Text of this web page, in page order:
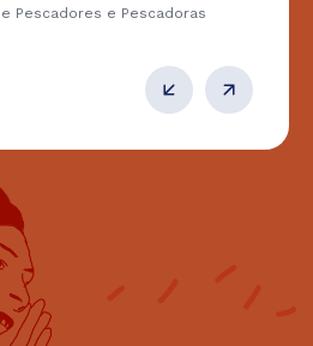
Pescadores e Pescadoras